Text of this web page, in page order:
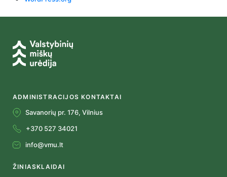
ADMINISTRACIJOS KONTAKTAI
Savanorių pr. 176, Vilnius
+370 527 34021
info@vmu.lt
ŽINIASKLAIDAI